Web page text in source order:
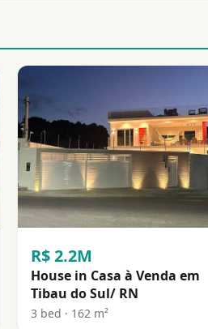
R$ 2.2M
House in Casa à Venda em
Tibau do Sul/ RN
3 bed · 162 m²